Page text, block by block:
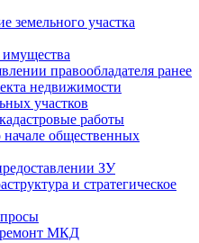
земельного участка
правообладателя ранее
недвижимости
участков
работы
общественных
ЗУ
и стратегическое
МКД